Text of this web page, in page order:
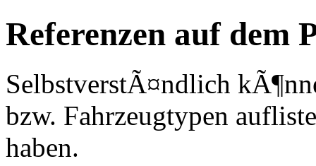
Referenzen auf dem
SelbstverstÃ¤ndlich
bzw. Fahrzeugtypen
haben.